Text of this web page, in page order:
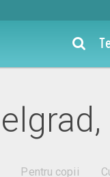
Pentru copii